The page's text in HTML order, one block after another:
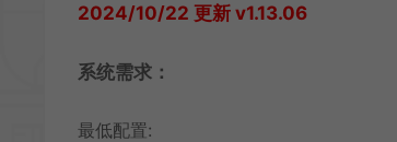
2024/10/22 更新 v1.13.06
系统需求：
最低配置: